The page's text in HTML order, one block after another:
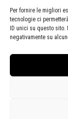
Per fornire le migliori
tecnologie ci
ID unici su questo
negativamente su
Tel:
+39 0584 944580
Email:
Segnalazione di